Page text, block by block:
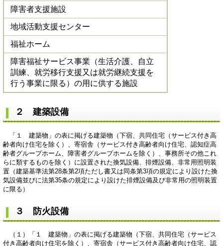
障害者支援施設
地域活動支援センター
福祉ホーム
障害福祉サービス事業（生活介護、自立
訓練、就労移行支援又は就労継続支援を
行う事業に限る）の用に供する施設
２ 建築設備
「１ 建築物」の表に掲げる建築物（下宿、共同住宅（サービス付き高
齢者向け住宅を除く）、寄宿舎（サービス付き高齢者向け住宅、認知症高
齢者グループホーム、障害者グループホームを除く）、事務所その他これ
らに類するものを除く）に設置された換気設備、排煙設備、非常用照明装
置（建築基準法第28条第2項ただし書又は同条第3項の規定により設けた換
気設備並びに法第35条の規定により設けた排煙設備及び非常用の照明装置
に限る）
３ 防火設備
（１）「１ 建築物」の表に掲げる建築物（下宿、共同住宅（サービス
付き高齢者向け住宅を除く）、寄宿舎（サービス付き高齢者向け住宅、認